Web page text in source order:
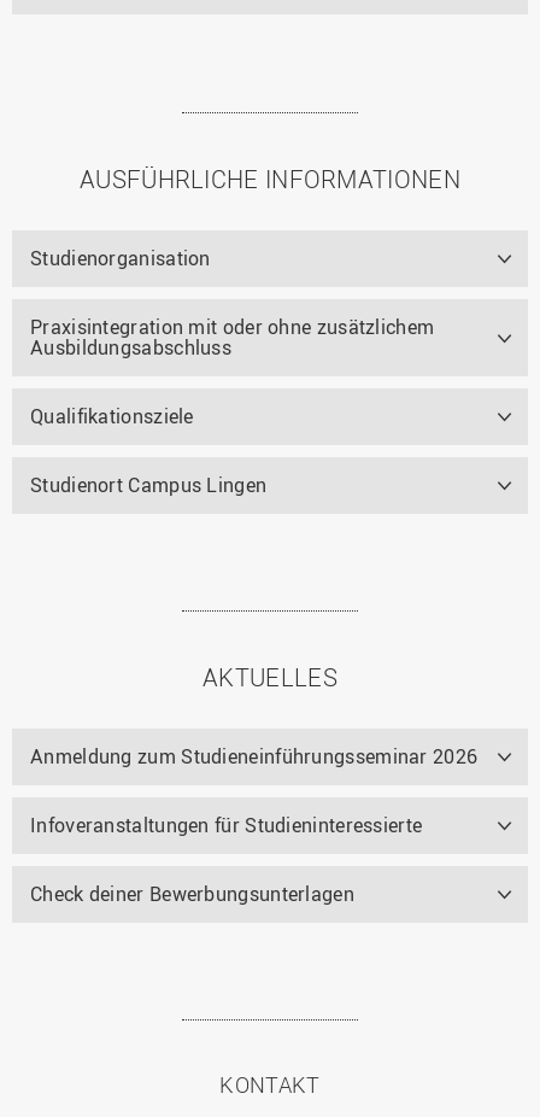
AUSFÜHRLICHE INFORMATIONEN
Studienorganisation
Praxisintegration mit oder ohne zusätzlichem
Ausbildungsabschluss
Qualifikationsziele
Studienort Campus Lingen
AKTUELLES
Anmeldung zum Studieneinführungsseminar 2026
Infoveranstaltungen für Studieninteressierte
Check deiner Bewerbungsunterlagen
KONTAKT